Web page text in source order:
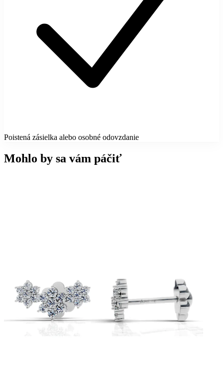
Poistená zásielka alebo osobné odovzdanie
Mohlo by sa vám páčiť